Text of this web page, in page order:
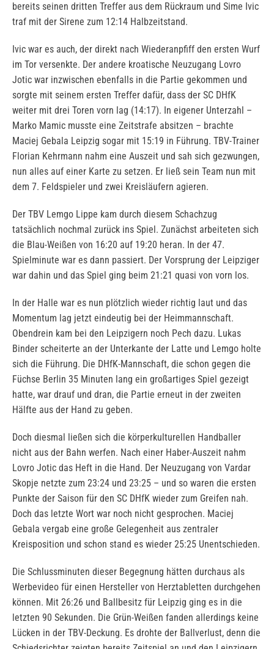
bereits seinen dritten Treffer aus dem Rückraum und Sime Ivic
traf mit der Sirene zum 12:14 Halbzeitstand.
Ivic war es auch, der direkt nach Wiederanpfiff den ersten Wurf
im Tor versenkte. Der andere kroatische Neuzugang Lovro
Jotic war inzwischen ebenfalls in die Partie gekommen und
sorgte mit seinem ersten Treffer dafür, dass der SC DHfK
weiter mit drei Toren vorn lag (14:17). In eigener Unterzahl –
Marko Mamic musste eine Zeitstrafe absitzen – brachte
Maciej Gebala Leipzig sogar mit 15:19 in Führung. TBV-Trainer
Florian Kehrmann nahm eine Auszeit und sah sich gezwungen,
nun alles auf einer Karte zu setzen. Er ließ sein Team nun mit
dem 7. Feldspieler und zwei Kreisläufern agieren.
Der TBV Lemgo Lippe kam durch diesem Schachzug
tatsächlich nochmal zurück ins Spiel. Zunächst arbeiteten sich
die Blau-Weißen von 16:20 auf 19:20 heran. In der 47.
Spielminute war es dann passiert. Der Vorsprung der Leipziger
war dahin und das Spiel ging beim 21:21 quasi von vorn los.
In der Halle war es nun plötzlich wieder richtig laut und das
Momentum lag jetzt eindeutig bei der Heimmannschaft.
Obendrein kam bei den Leipzigern noch Pech dazu. Lukas
Binder scheiterte an der Unterkante der Latte und Lemgo holte
sich die Führung. Die DHfK-Mannschaft, die schon gegen die
Füchse Berlin 35 Minuten lang ein großartiges Spiel gezeigt
hatte, war drauf und dran, die Partie erneut in der zweiten
Hälfte aus der Hand zu geben.
Doch diesmal ließen sich die körperkulturellen Handballer
nicht aus der Bahn werfen. Nach einer Haber-Auszeit nahm
Lovro Jotic das Heft in die Hand. Der Neuzugang von Vardar
Skopje netzte zum 23:24 und 23:25 – und so waren die ersten
Punkte der Saison für den SC DHfK wieder zum Greifen nah.
Doch das letzte Wort war noch nicht gesprochen. Maciej
Gebala vergab eine große Gelegenheit aus zentraler
Kreisposition und schon stand es wieder 25:25 Unentschieden.
Die Schlussminuten dieser Begegnung hätten durchaus als
Werbevideo für einen Hersteller von Herztabletten durchgehen
können. Mit 26:26 und Ballbesitz für Leipzig ging es in die
letzten 90 Sekunden. Die Grün-Weißen fanden allerdings keine
Lücken in der TBV-Deckung. Es drohte der Ballverlust, denn die